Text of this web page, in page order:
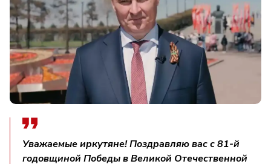
Уважаемые иркутяне! Поздравляю вас с 81-й
годовщиной Победы в Великой Отечественной